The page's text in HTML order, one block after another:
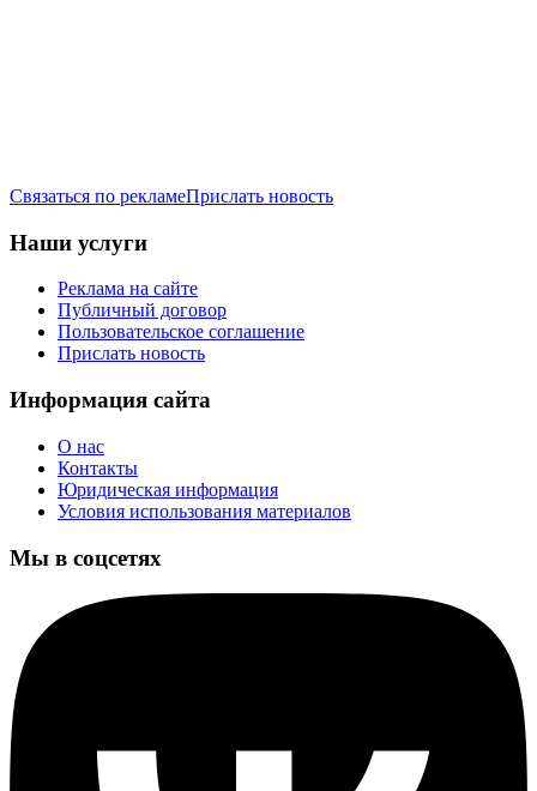
Связаться по рекламеПрислать новость
Наши услуги
Реклама на сайте
Публичный договор
Пользовательское соглашение
Прислать новость
Информация сайта
О нас
Контакты
Юридическая информация
Условия использования материалов
Мы в соцсетях